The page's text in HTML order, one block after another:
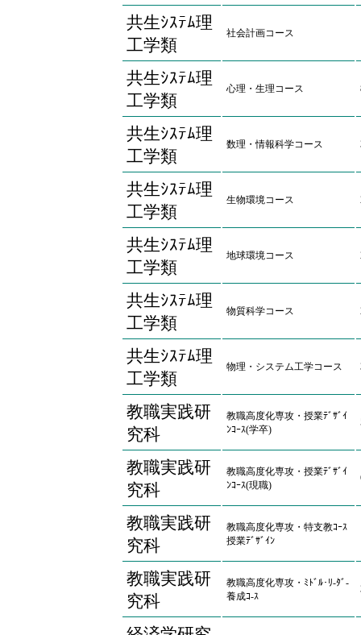
共生ｼｽﾃﾑ理
工学類
社会計画コース
共生ｼｽﾃﾑ理
工学類
心理・生理コース
共生ｼｽﾃﾑ理
工学類
数理・情報科学コース
共生ｼｽﾃﾑ理
工学類
生物環境コース
共生ｼｽﾃﾑ理
工学類
地球環境コース
共生ｼｽﾃﾑ理
工学類
物質科学コース
共生ｼｽﾃﾑ理
工学類
物理・システム工学コース
教職実践研
究科
教職高度化専攻・授業ﾃﾞｻﾞｲ
ﾝｺｰｽ(学卒)
教職実践研
究科
教職高度化専攻・授業ﾃﾞｻﾞｲ
ﾝｺｰｽ(現職)
教職実践研
究科
教職高度化専攻・特支教ｺｰｽ
授業ﾃﾞｻﾞｲﾝ
教職実践研
究科
教職高度化専攻・ﾐﾄﾞﾙ･ﾘ-ﾀﾞ-
養成ｺ-ｽ